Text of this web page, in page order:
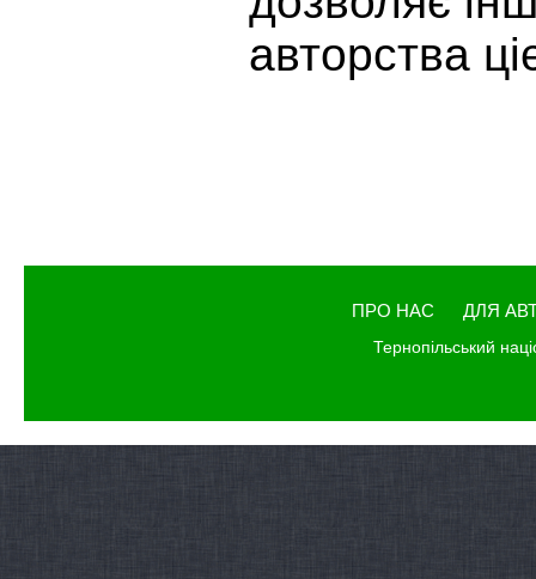
авторства
ПРО НАС ДЛЯ
Тернопільський